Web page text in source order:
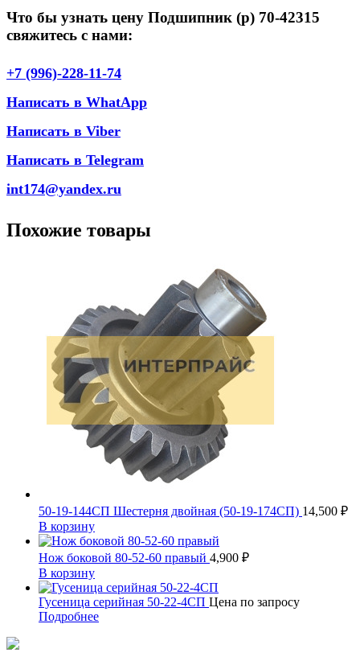
Что бы узнать цену Подшипник (р) 70-42315
свяжитесь с нами:
+7 (996)-228-11-74
Написать в WhatApp
Написать в Viber
Написать в Telegram
int174@yandex.ru
Похожие товары
50-19-144СП Шестерня двойная (50-19-174СП) 14,500 ₽
В корзину
Нож боковой 80-52-60 правый 4,900 ₽
В корзину
Гусеница серийная 50-22-4СП Цена по запросу
Подробнее